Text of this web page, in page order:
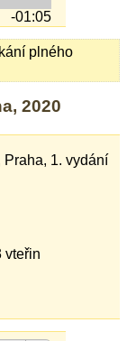
-01:05
plného
2020
Praha, 1. vydání
vteřin